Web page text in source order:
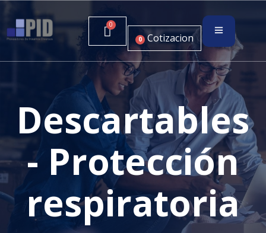
0 Cotizacion
Descartables
- Protección
respiratoria